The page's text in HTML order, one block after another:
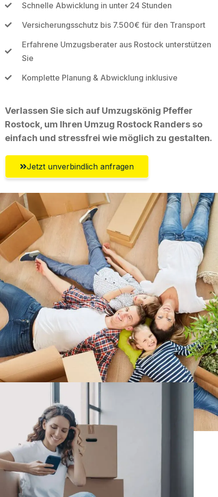
Schnelle Abwicklung in unter 24 Stunden
Versicherungsschutz bis 7.500€ für den Transport
Erfahrene Umzugsberater aus Rostock unterstützen
Sie
Komplette Planung & Abwicklung inklusive
Verlassen Sie sich auf Umzugskönig Pfeffer
Rostock, um Ihren Umzug Rostock Randers so
einfach und stressfrei wie möglich zu gestalten.
Jetzt unverbindlich anfragen